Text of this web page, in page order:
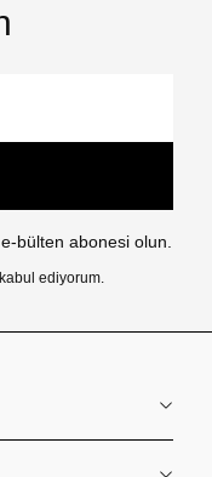
bülten abonesi olun.
ediyorum.